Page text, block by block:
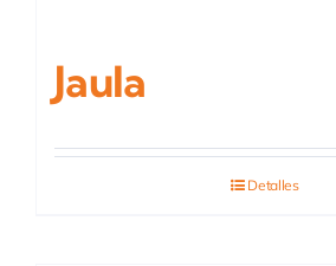
Jaula
Detalles